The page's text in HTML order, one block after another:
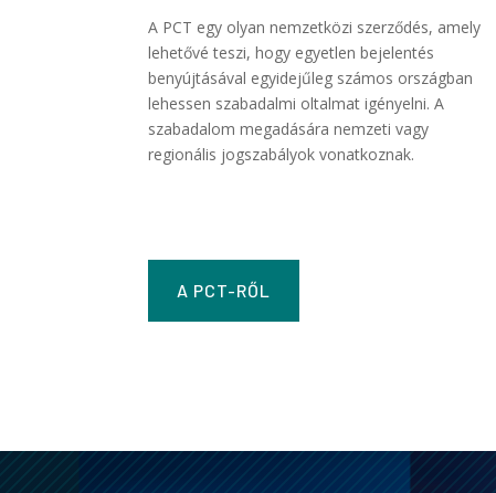
A PCT egy olyan nemzetközi szerződés, amely
lehetővé teszi, hogy egyetlen bejelentés
benyújtásával egyidejűleg számos országban
lehessen szabadalmi oltalmat igényelni. A
szabadalom megadására nemzeti vagy
regionális jogszabályok vonatkoznak.
A PCT-RŐL